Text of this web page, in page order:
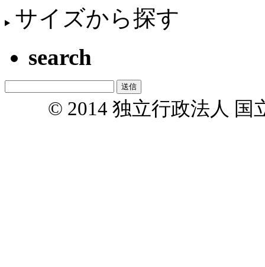
サイズから探す
search
© 2014 独立行政法人 国